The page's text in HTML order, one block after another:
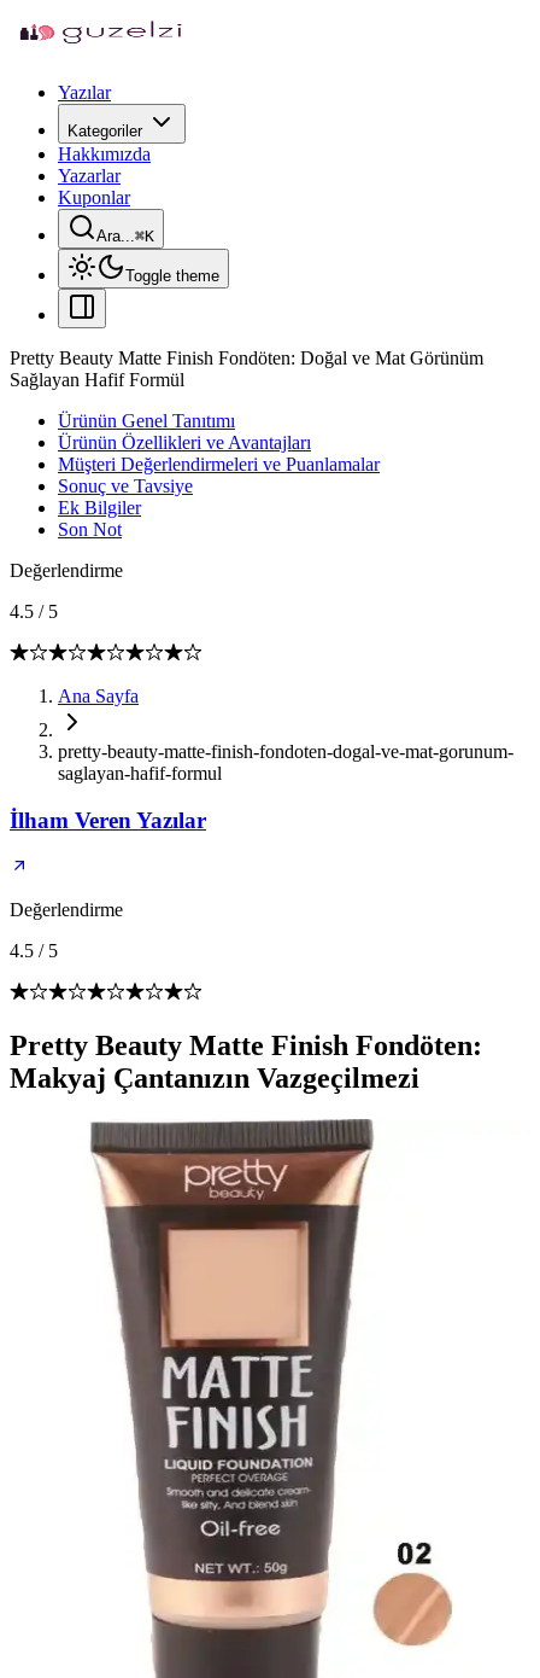
Yazılar
Kategoriler
Hakkımızda
Yazarlar
Kuponlar
Ara...⌘K
Toggle theme
Pretty Beauty Matte Finish Fondöten: Doğal ve Mat Görünüm
Sağlayan Hafif Formül
Ürünün Genel Tanıtımı
Ürünün Özellikleri ve Avantajları
Müşteri Değerlendirmeleri ve Puanlamalar
Sonuç ve Tavsiye
Ek Bilgiler
Son Not
Değerlendirme
4.5 / 5
Ana Sayfa
pretty-beauty-matte-finish-fondoten-dogal-ve-mat-gorunum-
saglayan-hafif-formul
İlham Veren Yazılar
Değerlendirme
4.5 / 5
Pretty Beauty Matte Finish Fondöten:
Makyaj Çantanızın Vazgeçilmezi